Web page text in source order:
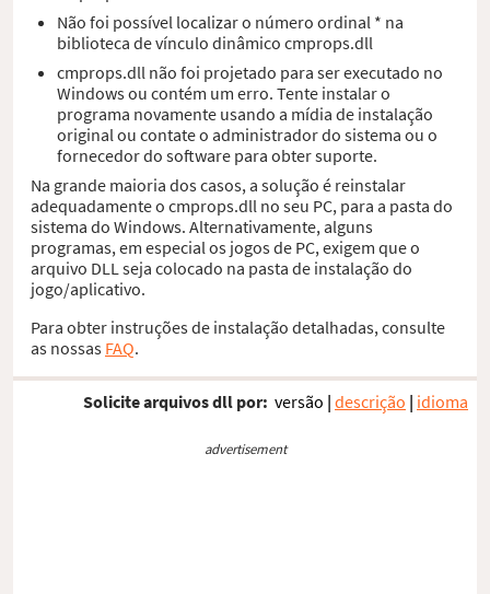
Não foi possível localizar o número ordinal * na
biblioteca de vínculo dinâmico cmprops.dll
cmprops.dll não foi projetado para ser executado no
Windows ou contém um erro. Tente instalar o
programa novamente usando a mídia de instalação
original ou contate o administrador do sistema ou o
fornecedor do software para obter suporte.
Na grande maioria dos casos, a solução é reinstalar
adequadamente o cmprops.dll no seu PC, para a pasta do
sistema do Windows. Alternativamente, alguns
programas, em especial os jogos de PC, exigem que o
arquivo DLL seja colocado na pasta de instalação do
jogo/aplicativo.
Para obter instruções de instalação detalhadas, consulte
as nossas FAQ.
Solicite arquivos dll por: versão | descrição | idioma
advertisement